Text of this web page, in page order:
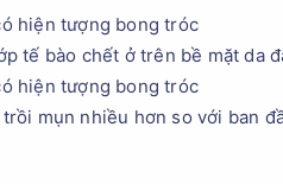
hiện tượng bong tróc
tế bào chết ở trên bề mặt da
hiện tượng bong tróc
mụn nhiều hơn so với ban